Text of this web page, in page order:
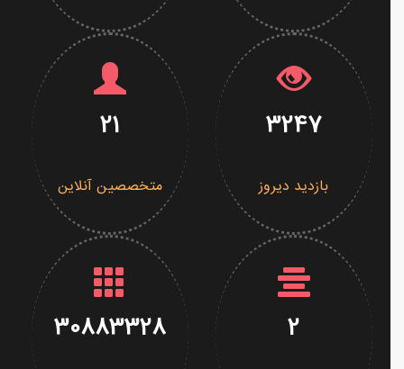
3247
بازدید دیروز
21
متخصصین آنلاین
30883328